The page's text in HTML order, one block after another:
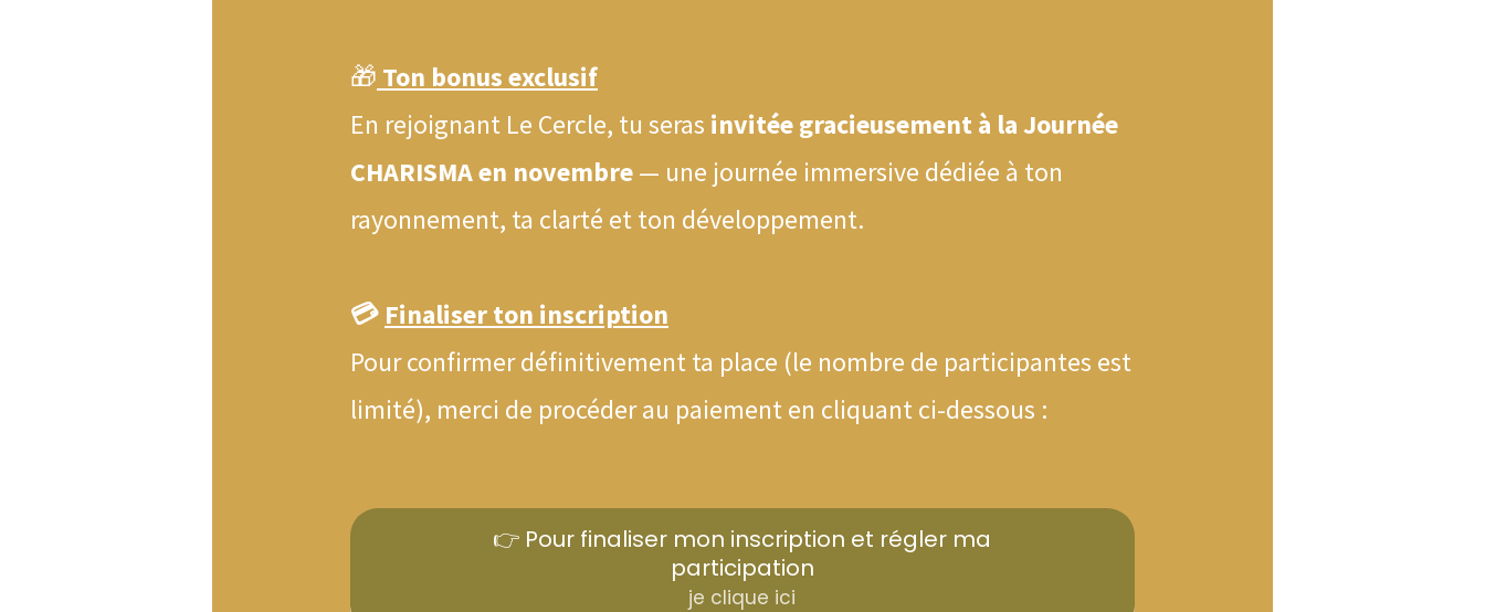
🎁 Ton bonus exclusif
En rejoignant Le Cercle, tu seras invitée gracieusement à la Journée
CHARISMA en novembre— une journée immersive dédiée à ton
rayonnement, ta clarté et ton développement.
💳 Finaliser ton inscription
Pour confirmer définitivement ta place (le nombre de participantes est
limité), merci de procéder au paiement en cliquant ci-dessous :
👉 Pour finaliser mon inscription et régler ma
participation
je clique ici